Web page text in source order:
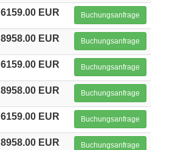
6159.00 EUR Buchungsanfrage
8958.00 EUR Buchungsanfrage
6159.00 EUR Buchungsanfrage
8958.00 EUR Buchungsanfrage
6159.00 EUR Buchungsanfrage
8958.00 EUR Buchungsanfrage